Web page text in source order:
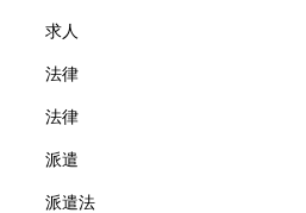
求人
法律
法律
派遣
派遣法